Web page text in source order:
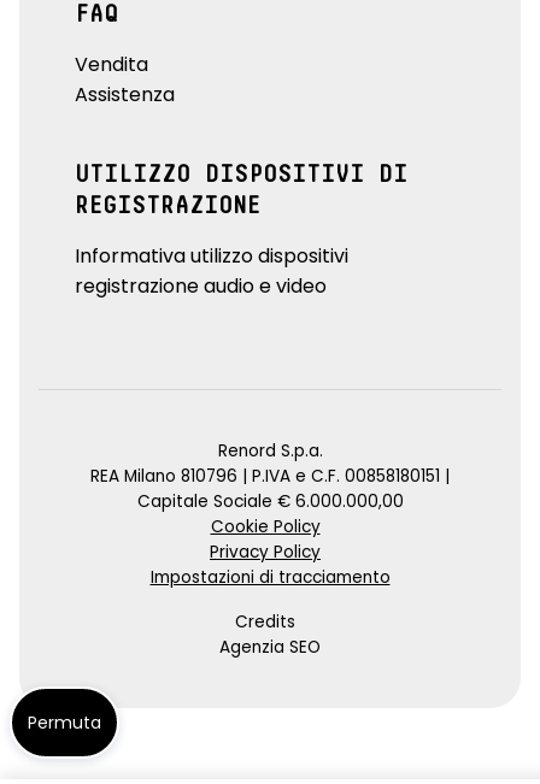
FAQ
Vendita
Assistenza
UTILIZZO DISPOSITIVI DI
REGISTRAZIONE
Informativa utilizzo dispositivi
registrazione audio e video
Renord S.p.a.
REA Milano 810796 | P.IVA e C.F. 00858180151 |
Capitale Sociale € 6.000.000,00
Cookie Policy
Privacy Policy
Impostazioni di tracciamento
Credits
Agenzia SEO
Permuta